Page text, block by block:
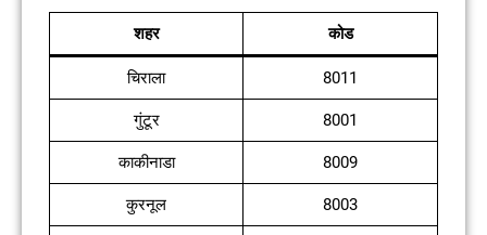
शहर कोड
चिराला 8011
गुंटूर 8001
काकीनाडा 8009
कुरनूल 8003